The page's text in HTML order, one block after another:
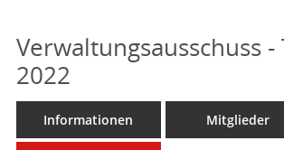
Verwaltungsausschuss
2022
Informationen Mitglieder